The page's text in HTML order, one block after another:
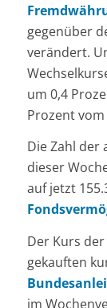
gegenüber
verändert.
um 0,4
Prozent
Die Zahl der
dieser
auf jetzt
Der Kurs
gekauften
im